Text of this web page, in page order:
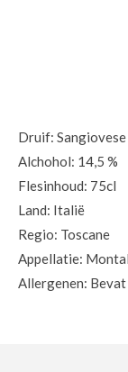
Druif: Sangiovese
Alchohol: 14,5 %
Flesinhoud: 75cl
Land: Italië
Regio: Toscane
Appellatie:
Allergenen: